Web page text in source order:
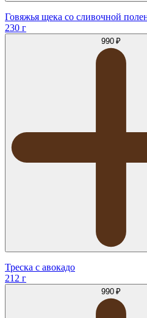
Говяжья щека со сливочной
230 г
990 ₽
Треска с авокадо
212 г
990 ₽